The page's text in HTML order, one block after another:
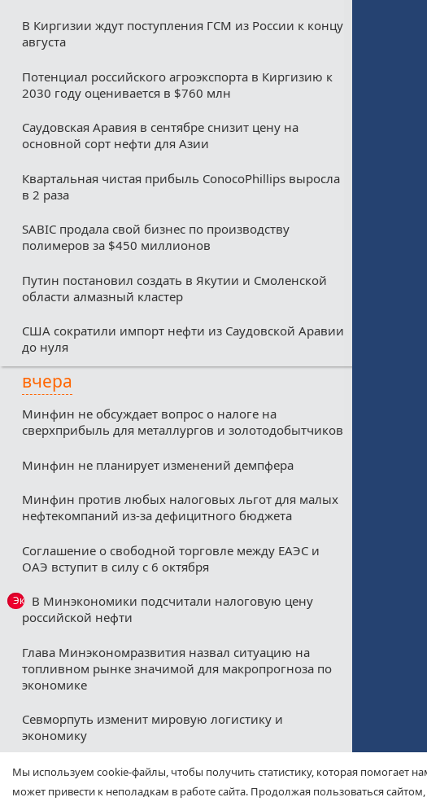
В Киргизии ждут поступления ГСМ из России к концу
августа
Потенциал российского агроэкспорта в Киргизию к
2030 году оценивается в $760 млн
Саудовская Аравия в сентябре снизит цену на
основной сорт нефти для Азии
Квартальная чистая прибыль ConocoPhillips выросла
в 2 раза
SABIC продала свой бизнес по производству
полимеров за $450 миллионов
Путин постановил создать в Якутии и Смоленской
области алмазный кластер
США сократили импорт нефти из Саудовской Аравии
до нуля
вчера
Минфин не обсуждает вопрос о налоге на
сверхприбыль для металлургов и золотодобытчиков
Минфин не планирует изменений демпфера
Минфин против любых налоговых льгот для малых
нефтекомпаний из-за дефицитного бюджета
Соглашение о свободной торговле между ЕАЭС и
ОАЭ вступит в силу с 6 октября
Эксклюзив
В Минэкономики подсчитали налоговую цену
российской нефти
Глава Минэкономразвития назвал ситуацию на
топливном рынке значимой для макропрогноза по
экономике
Севморпуть изменит мировую логистику и
экономику
Средняя цена Urals в июле снизилась на 2,2% до
$59,02 за баррель
Мы используем cookie-файлы, чтобы получить статистику, которая помогает
может привести к неполадкам в работе сайта. Продолжая пользоваться